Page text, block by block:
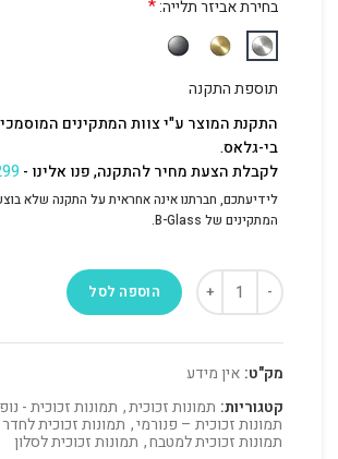
בחירת אביזר תלייה:*
תוספת התקנה
התקנת המוצר ע"י צוות המתקינים
בי-גלאס.
לקבלת הצעת מחיר להתקנה, פנו אלינו -
לידיעתכם, חברתנו אינה אחראית על התקנה שלא
המתקינים של B-Glass.
הוספה לסל
מק"ט: אין מידע
קטגוריות: תמונות זכוכית, תמונות זכוכית -
תמונות זכוכית – פנורמי, תמונות זכוכית
תמונות זכוכית למטבח, תמונות זכוכית לסלון